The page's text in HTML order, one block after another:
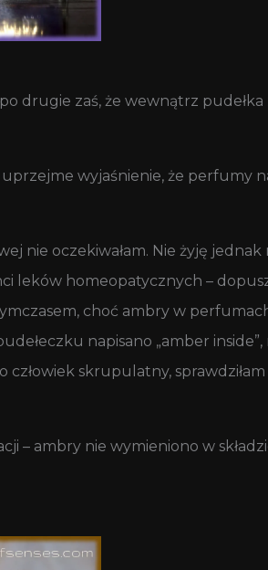
drugie zaś, że wewnątrz
wyjaśnienie, że perfumy
nie oczekiwałam. Nie żyję jednak
leków homeopatycznych –
choć ambry w
napisano „amber
skrupulatny,
ambry nie wymieniono w